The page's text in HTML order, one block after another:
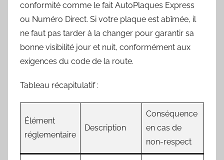
conformité comme le fait AutoPlaques Express
ou Numéro Direct. Si votre plaque est abîmée, il
ne faut pas tarder à la changer pour garantir sa
bonne visibilité jour et nuit, conformément aux
exigences du code de la route.
Tableau récapitulatif :
Élément
réglementaire
Description
Conséquence
en cas de
non-respect